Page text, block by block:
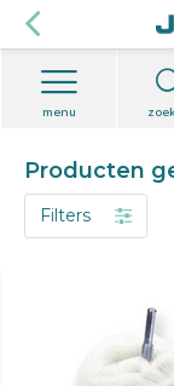
menu
Producten
Filters